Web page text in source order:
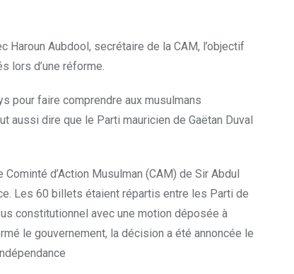
Aubdool, secrétaire de la CAM, l’objectif
lors d’une réforme.
pour faire comprendre aux musulmans
aussi dire que le Parti mauricien de Gaëtan Duval
d’Action Musulman (CAM) de Sir Abdul
Les 60 billets étaient répartis entre les Parti de
constitutionnel avec une motion déposée à
le gouvernement, la décision a été annoncée le